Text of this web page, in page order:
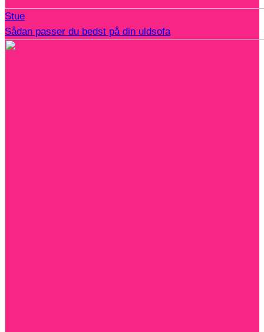
Stue
Sådan passer du bedst på din uldsofa